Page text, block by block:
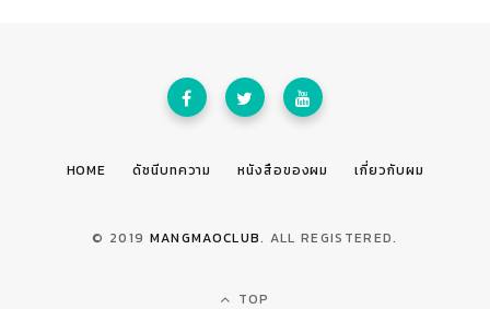
HOME ดัชนีบทความ หนังสือของผม เกี่ยวกับผม
© 2019 MANGMAOCLUB. ALL REGISTERED.
TOP